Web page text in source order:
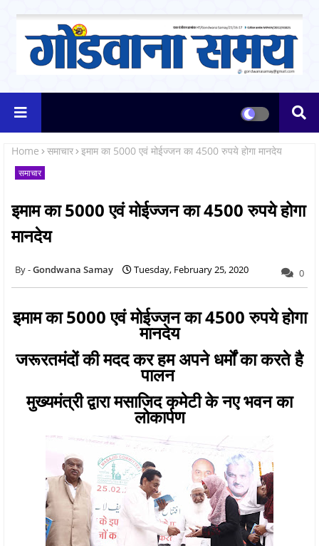
Home समाचार इमाम का 5000 एवं मोईज्जन का 4500 रुपये होगा मानदेय
समाचार
इमाम का 5000 एवं मोईज्जन का 4500 रुपये होगा
मानदेय
Gondwana Samay Tuesday, February 25, 2020 0
इमाम का 5000 एवं मोईज्जन का 4500 रुपये होगा
मानदेय
जरूरतमंदों की मदद कर हम अपने धर्मों का करते है
पालन
मुख्यमंत्री द्वारा मसाजिद कमेटी के नए भवन का
लोकार्पण